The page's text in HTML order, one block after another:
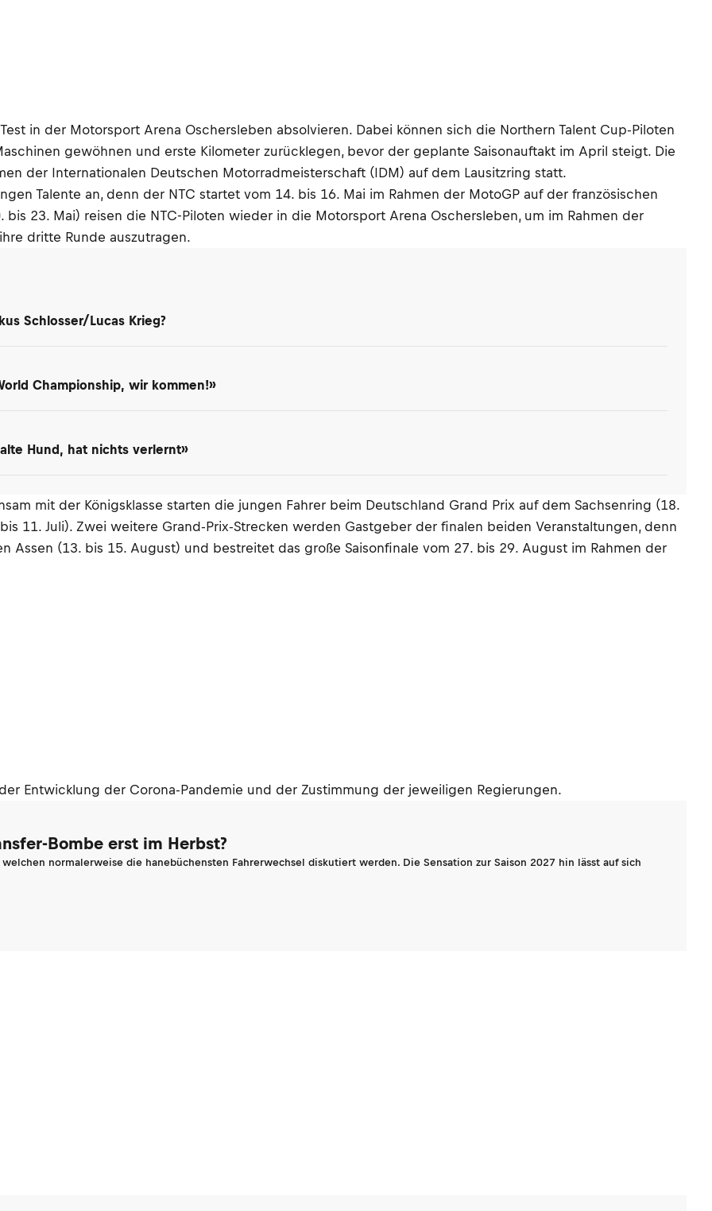
in der Motorsport Arena Oschersleben absolvieren. Dabei können sich die Northern Talent Cup-Piloten
gewöhnen und erste Kilometer zurücklegen, bevor der geplante Saisonauftakt im April steigt. Die
der Internationalen Deutschen Motorradmeisterschaft (IDM) auf dem Lausitzring statt.
Talente an, denn der NTC startet vom 14. bis 16. Mai im Rahmen der MotoGP auf der französischen
23. Mai) reisen die NTC-Piloten wieder in die Motorsport Arena Oschersleben, um im Rahmen der
dritte Runde auszutragen.
Schlosser/Lucas Krieg?
Championship, wir kommen!»
Hund, hat nichts verlernt»
mit der Königsklasse starten die jungen Fahrer beim Deutschland Grand Prix auf dem Sachsenring (18.
11. Juli). Zwei weitere Grand-Prix-Strecken werden Gastgeber der finalen beiden Veranstaltungen, denn
Assen (13. bis 15. August) und bestreitet das große Saisonfinale vom 27. bis 29. August im Rahmen der
Entwicklung der Corona-Pandemie und der Zustimmung der jeweiligen Regierungen.
Bombe erst im Herbst?
normalerweise die hanebüchensten Fahrerwechsel diskutiert werden. Die Sensation zur Saison 2027 hin lässt auf sich